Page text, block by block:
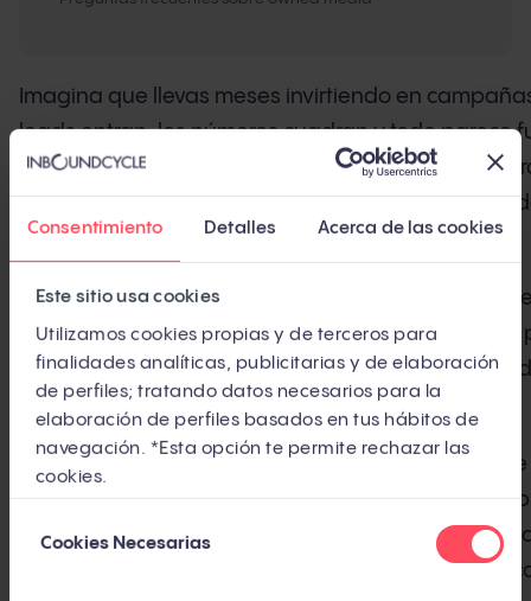
Consentimiento Detalles Acerca de las cookies
Este sitio usa cookies
Utilizamos cookies propias y de terceros para
finalidades analíticas, publicitarias y de elaboración
de perfiles; tratando datos necesarios para la
elaboración de perfiles basados en tus hábitos de
navegación. *Esta opción te permite rechazar las
cookies.
deCookies Necesarias
Imagina que llevas meses invirtiendo en
leads entran, los números cuadran y todo parece
que paras el presupuesto. De un día para otro, el
los leads desaparecen y te quedas con una hoja
gastos y ningún activo que mostrar.
No es un escenario hipotético. Le pasa a miles de
trimestre. Y la alternativa no es dejar de invertir
construir algo que siga trabajando cuando dejes
propios medios.
Owned media (o medios propios) es el conjunto
comunicación y activos de contenido que una
controla: su web, blog, newsletter, podcast, app y
diferencia de los medios pagados o ganados, el